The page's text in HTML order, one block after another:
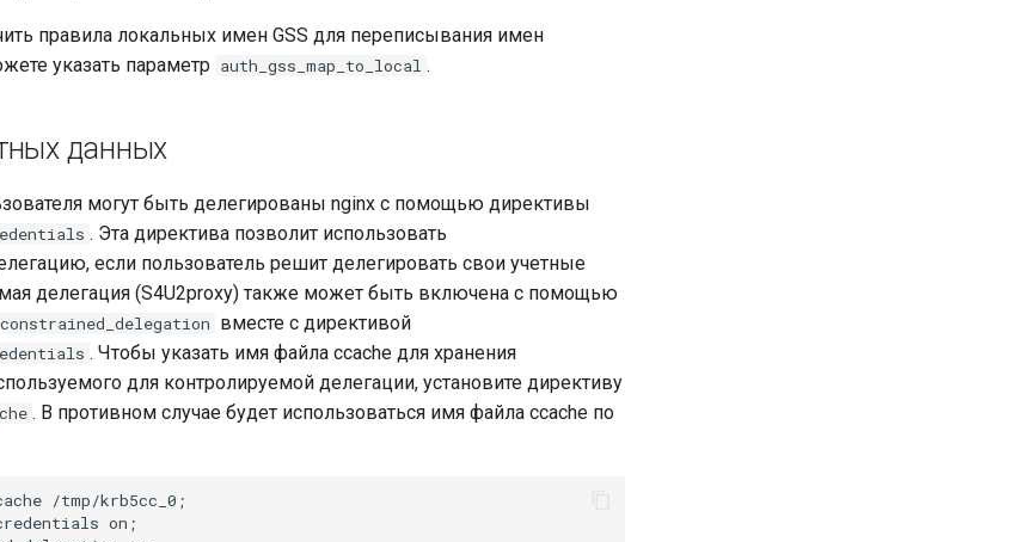
правила локальных имен GSS для переписывания имен
указать параметр auth_gss_map_to_local .
данных
могут быть делегированы nginx с помощью директивы
. Эта директива позволит использовать
если пользователь решит делегировать свои учетные
делегация (S4U2proxy) также может быть включена с помощью
вместе с директивой
. Чтобы указать имя файла ccache для хранения
для контролируемой делегации, установите директиву
. В противном случае будет использоваться имя файла ccache по
/tmp/krb5cc_0;
on;